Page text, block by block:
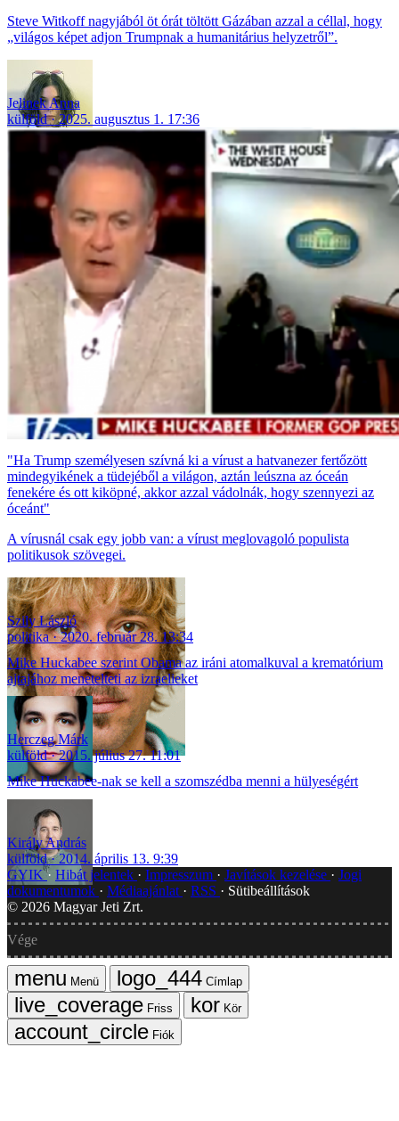
Steve Witkoff nagyjából öt órát töltött Gázában azzal a céllal, hogy
„világos képet adjon Trumpnak a humanitárius helyzetről”.
Jelinek Anna
külföld
2025. augusztus 1. 17:36
"Ha Trump személyesen szívná ki a vírust a hatvanezer fertőzött
mindegyikének a tüdejéből a világon, aztán leúszna az óceán
fenekére és ott kiköpné, akkor azzal vádolnák, hogy szennyezi az
óceánt"
A vírusnál csak egy jobb van: a vírust meglovagoló populista
politikusok szövegei.
Szily László
politika
2020. február 28. 13:34
Mike Huckabee szerint Obama az iráni atomalkuval a krematórium
ajtajához menetelteti az izraelieket
Herczeg Márk
külföld
2015. július 27. 11:01
Mike Huckabee-nak se kell a szomszédba menni a hülyeségért
Király András
külföld
2014. április 13. 9:39
GYIK Hibát jelentek Impresszum Javítások kezelése
Jogi
dokumentumok
Médiaajánlat RSS
Sütibeállítások
© 2026 Magyar Jeti Zrt.
Vége
Menü
Címlap
Friss
Kör
Fiók